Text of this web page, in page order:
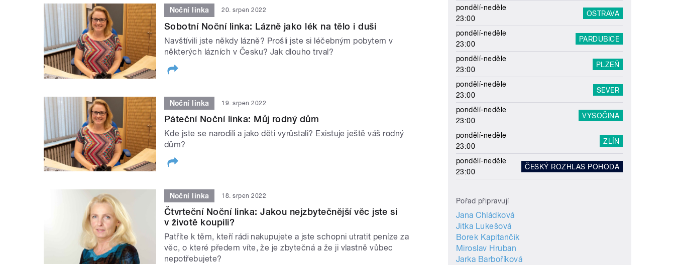
Noční linka 20. srpen 2022
Sobotní Noční linka: Lázně jako lék na tělo i duši
Navštívili jste někdy lázně? Prošli jste si léčebným pobytem v
některých lázních v Česku? Jak dlouho trval?
Noční linka 19. srpen 2022
Páteční Noční linka: Můj rodný dům
Kde jste se narodili a jako děti vyrůstali? Existuje ještě váš rodný
dům?
Noční linka 18. srpen 2022
Čtvrteční Noční linka: Jakou nejzbytečnější věc jste si
v životě koupili?
Patříte k těm, kteří rádi nakupujete a jste schopni utratit peníze za
věc, o které předem víte, že je zbytečná a že ji vlastně vůbec
nepotřebujete?
pondělí-neděle
23:00
OSTRAVA
pondělí-neděle
23:00
PARDUBICE
pondělí-neděle
23:00
PLZEŇ
pondělí-neděle
23:00
SEVER
pondělí-neděle
23:00
VYSOČINA
pondělí-neděle
23:00
ZLÍN
pondělí-neděle
23:00
ČESKÝ ROZHLAS POHODA
Pořad připravují
Jana Chládková
Jitka Lukešová
Borek Kapitančik
Miroslav Hruban
Jarka Barboříková